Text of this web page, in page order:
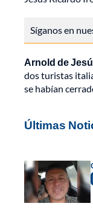
Síganos en
Arnold de
dos turistas
se habían
Últimas